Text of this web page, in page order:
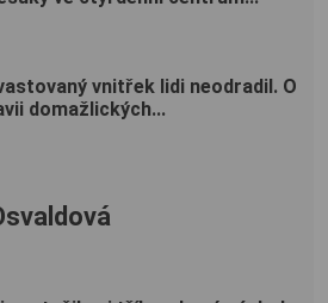
vnitřek lidi neodradil. O
domažlických...